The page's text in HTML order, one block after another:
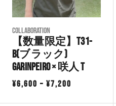
COLLABORATION
【数量限定】T31-
B(ブラック)
GarinPeiro × 咲人 T
¥6,600 – ¥7,200